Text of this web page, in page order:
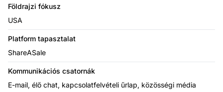
Földrajzi fókusz
USA
Platform tapasztalat
ShareASale
Kommunikációs csatornák
E-mail, élő chat, kapcsolatfelvételi űrlap, közösségi média